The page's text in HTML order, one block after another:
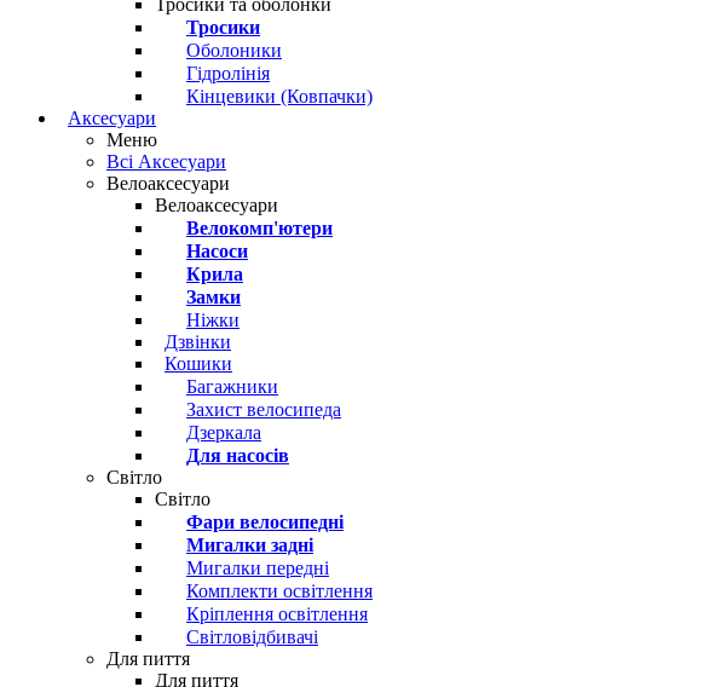
Тросики та оболонки
Тросики
Оболоники
Гідролінія
Кінцевики (Ковпачки)
Аксесуари
Меню
Всі Аксесуари
Велоаксесуари
Велоаксесуари
Велокомп'ютери
Насоси
Крила
Замки
Ніжки
Дзвінки
Кошики
Багажники
Захист велосипеда
Дзеркала
Для насосів
Світло
Світло
Фари велосипедні
Мигалки задні
Мигалки передні
Комплекти освітлення
Кріплення освітлення
Світловідбивачі
Для пиття
Для пиття